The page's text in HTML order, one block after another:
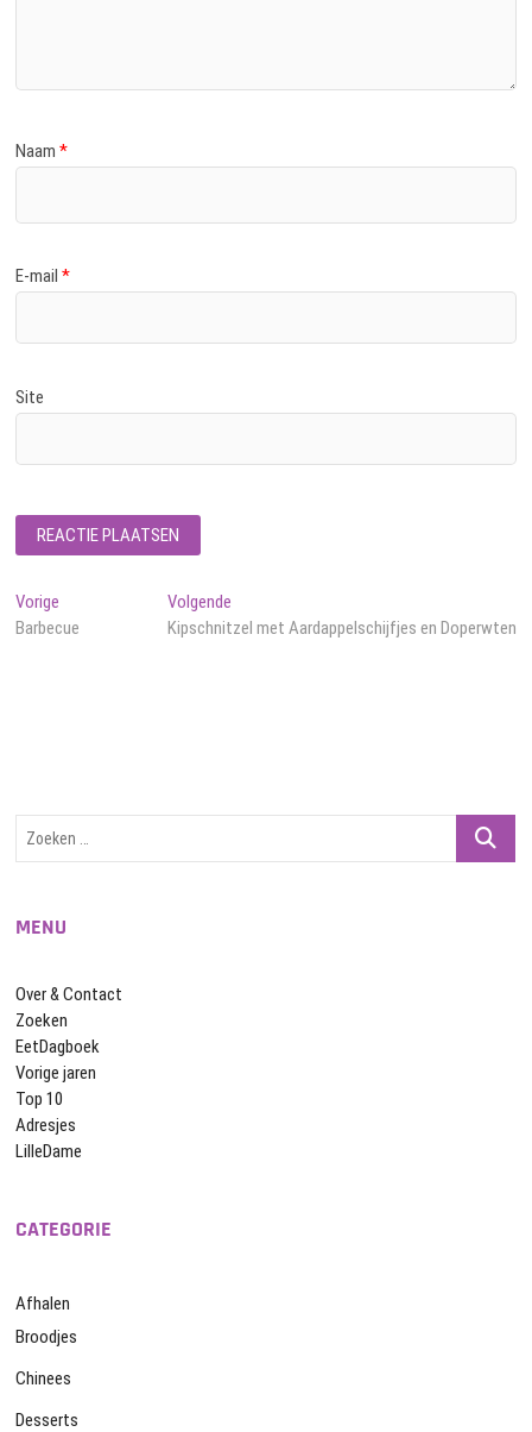
Naam*
E-mail*
Site
Bericht
navigatie
Vorige
bericht:
Barbecue
VolgendeVolgend
bericht:
Kipschnitzel met Aardappelschijfjes en Doperwten
Zoeken
MENU
Over & Contact
Zoeken
EetDagboek
Vorige jaren
Top 10
Adresjes
LilleDame
CATEGORIE
Afhalen
Broodjes
Chinees
Desserts